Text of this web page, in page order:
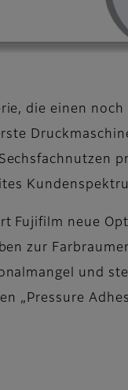
die einen
Fujifilm neue
zur
und
„Pressure